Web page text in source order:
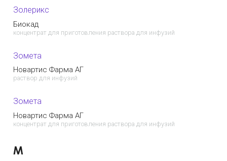
Золерикс
Биокад
концентрат для приготовления раствора для инфузий
Зомета
Новартис Фарма АГ
раствор для инфузий
Зомета
Новартис Фарма АГ
концентрат для приготовления раствора для инфузий
М